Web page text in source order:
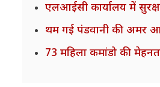
एलआईसी कार्यालय में
थम गई पंडवानी की अमर
73 महिला कमांडो की